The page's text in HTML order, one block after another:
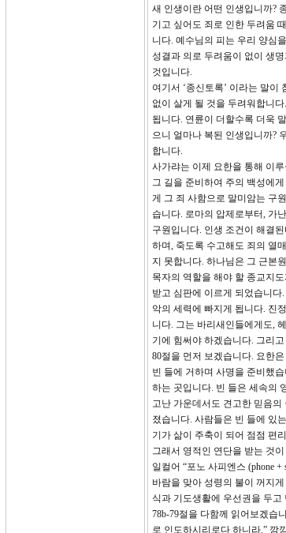
새 인생이란 어떤 인생입니까?
기고 싶어도 죄로 인한 두려움
니다. 예수님의 피는 우리 양심
성결과 의로 두려움이 없이 생
것입니다.
여기서 ‘종신토록’ 이라는 말
없이 살게 될 것을 두려워합니
됩니다. 연륜이 더할수록 더욱
으니 얼마나 복된 인생입니까?
합니다.
사가랴는 이제 요한을 통해 이
그 길을 준비하여 주의 백성에
게 그 죄 사함으로 말미암는 구
습니다. 로마의 압제로부터, 가
구원입니다. 인생 조건이 해결
하며, 죽도록 수고해도 죄의 열
지 못합니다. 하나님은 그 근본
목자의 역할을 해야 할 종교지
받고 심판에 이르게 되었습니
악의 세력에 빠지게 됩니다. 진
니다. 그는 바리새인들에게도,
기에 힘써야 하겠습니다. 그리
80절을 먼저 보겠습니다. 요한
빈 들에 거하며 사명을 준비했
하는 곳입니다. 빈 들은 세속의
고난 가운데서도 견고한 믿음
졌습니다. 사람들은 빈 들에 있
기가 삶이 주축이 되어 점점 편
그래서 영적인 연단을 받는 것
일컬어 “포노 사피엔스 (phone
바람을 맞아 성령의 불이 꺼지
식과 기도생활에 우선권을 두
78b-79절을 다함께 읽어보겠습
로 인도하시리로다 하니라.” 깜